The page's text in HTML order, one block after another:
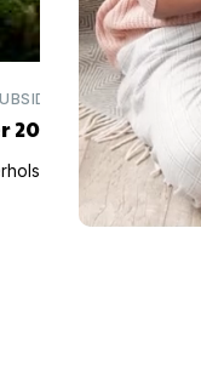
MIT HUND
200
Urlaubstage